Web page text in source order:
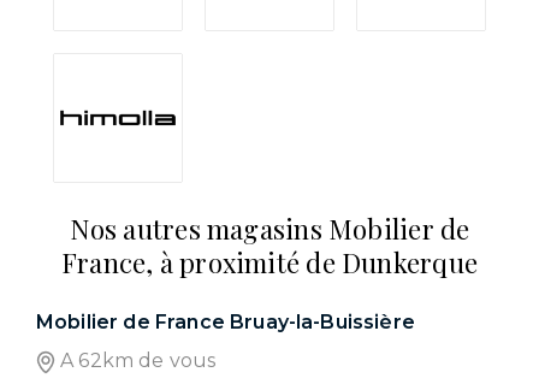
Nos autres magasins Mobilier de
France, à proximité de Dunkerque
Mobilier de France Bruay-la-Buissière
A 62km de vous